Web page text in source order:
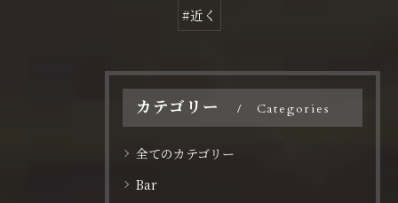
#近く
カテゴリー Categories
全てのカテゴリー
Bar